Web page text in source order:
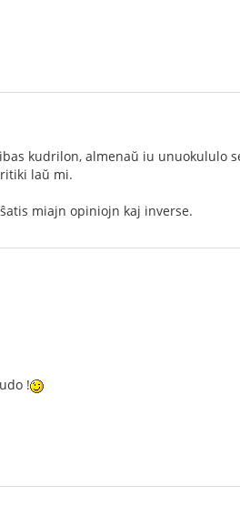
kudrilon, almenaŭ iu unuokululo
laŭ mi.
miajn opiniojn kaj inverse.
!